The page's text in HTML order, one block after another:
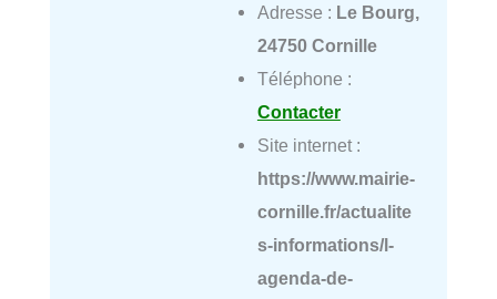
Adresse : Le Bourg,
24750 Cornille
Téléphone :
Contacter
Site internet :
https://www.mairie-
cornille.fr/actualite
s-informations/l-
agenda-de-